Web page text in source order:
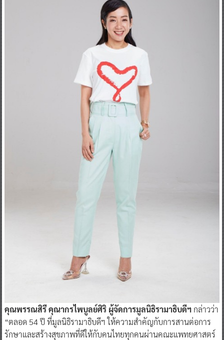
คุณพรรณสิรี คุณากรไพบูลย์ศิริ ผู้จัดการมูลนิธิรามาธิบดีฯกล่าวว่า
“ตลอด 54 ปี ที่มูลนิธิรามาธิบดีฯ ให้ความสำคัญกับการสานต่อการ
รักษาและสร้างสุขภาพที่ดีให้กับคนไทยทุกคนผ่านคณะแพทยศาสตร์